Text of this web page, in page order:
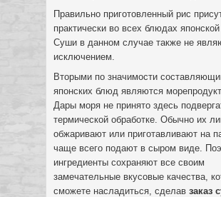
Правильно приготовленный рис
практически во всех блюдах
Суши в данном случае также не
исключением.
Вторыми по значимости
японских блюд являются
Дары моря не принято здесь
термической обработке. Обычно их
обжаривают или приготавливают на
чаще всего подают в сыром виде.
ингредиенты сохраняют все своим
замечательные вкусовые качества,
сможете насладиться, сделав заказ